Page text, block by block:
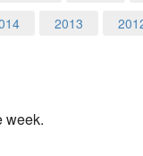
nieuws
2013
week.